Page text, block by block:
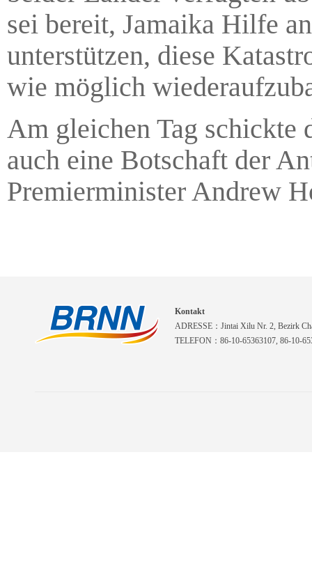
sei bereit, Jamaika Hilfe
unterstützen, diese
wie möglich
Am gleichen Tag schickte
auch eine Botschaft der
Premierminister Andrew
Kontakt
ADRESSE：Jintai Xilu Nr. 2, Bezirk
TELEFON：86-10-65363107, 86-10-